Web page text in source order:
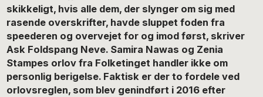
skikkeligt, hvis alle dem, der slynger om sig med
rasende overskrifter, havde sluppet foden fra
speederen og overvejet for og imod først, skriver
Ask Foldspang Neve. Samira Nawas og Zenia
Stampes orlov fra Folketinget handler ikke om
personlig berigelse. Faktisk er der to fordele ved
orlovsreglen, som blev genindført i 2016 efter